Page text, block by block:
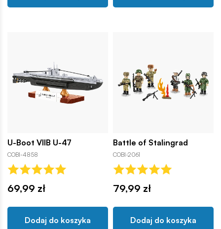
U-Boot VIIB U-47
COBI-4858
69,99 zł
Dodaj do koszyka
Battle of Stalingrad
COBI-2061
79,99 zł
Dodaj do koszyka